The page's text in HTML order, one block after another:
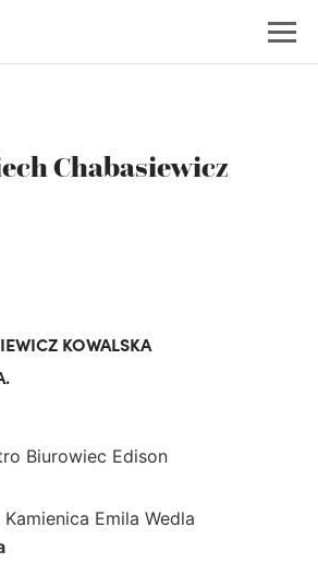
Chabasiewicz
KOWALSKA
Biurowiec Edison
Emila Wedla